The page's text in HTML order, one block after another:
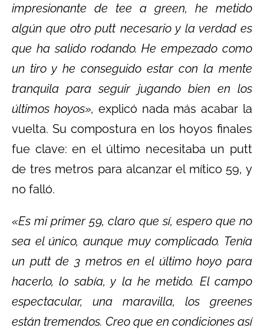
impresionante de tee a green, he metido
algún que otro putt necesario y la verdad es
que ha salido rodando. He empezado como
un tiro y he conseguido estar con la mente
tranquila para seguir jugando bien en los
últimos hoyos», explicó nada más acabar la
vuelta. Su compostura en los hoyos finales
fue clave: en el último necesitaba un putt
de tres metros para alcanzar el mítico 59, y
no falló.
«Es mi primer 59, claro que sí, espero que no
sea el único, aunque muy complicado. Tenía
un putt de 3 metros en el último hoyo para
hacerlo, lo sabía, y la he metido. El campo
espectacular, una maravilla, los greenes
están tremendos. Creo que en condiciones así